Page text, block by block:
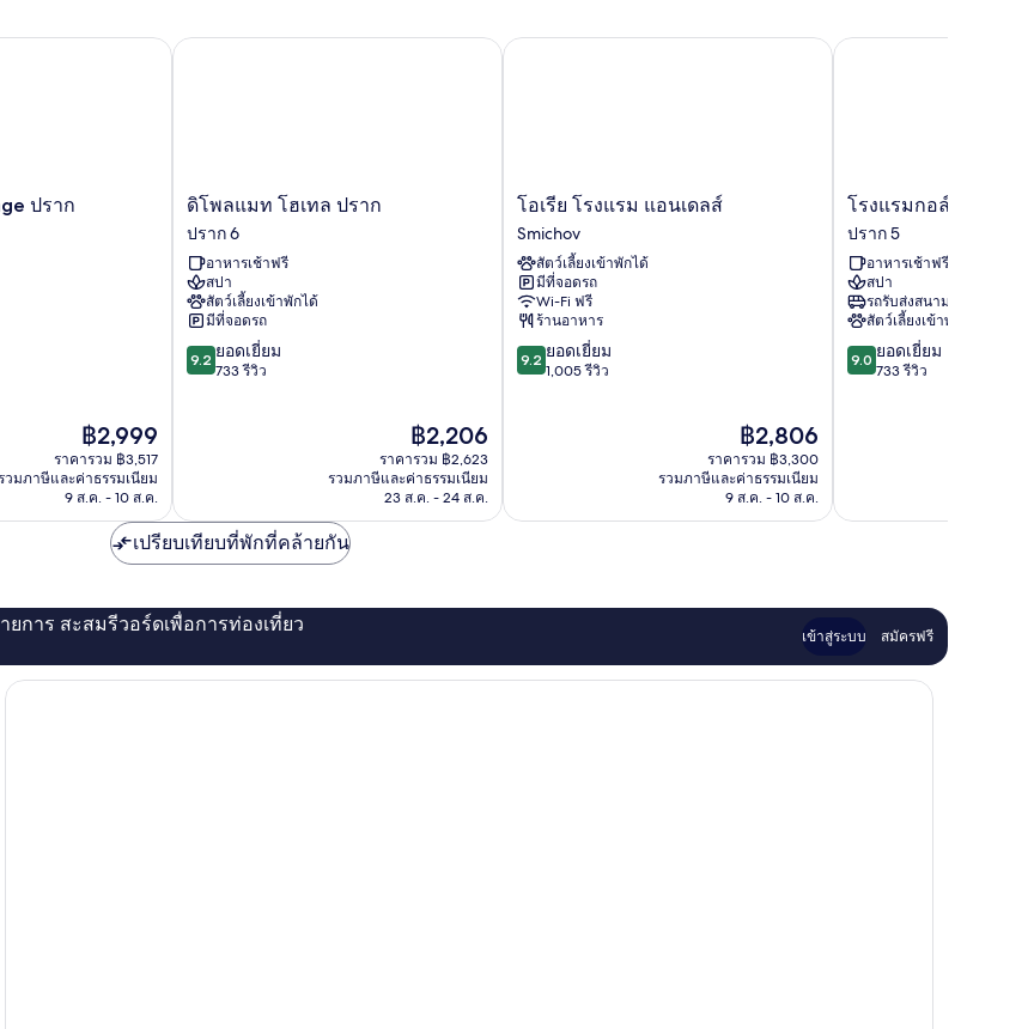
ใหญ่
ปราก
ราคา
ปัจจุบัน
คือ
฿2,999
฿2,999
ราคารวม ฿3,517
วมภาษีและค่าธรรมเนียม
9 ส.ค. - 10 ส.ค.
ราก
ดิ
โพลแมท
โฮ
เทล
ปราก
ปราก
6
ดิโพลแมท โฮเทล ปราก
ปราก 6
อาหารเช้าฟรี
สปา
สัตว์เลี้ยงเข้าพักได้
มีที่จอดรถ
9.2
จาก
9.2 ยอดเยี่ยม
733 รีวิว
ราคา
ปัจจุบัน
คือ
฿2,206
฿2,206
ราคารวม ฿2,623
รวมภาษีและค่าธรรมเนียม
23 ส.ค. - 24 ส.ค.
ดิโพลแมท โฮเทล ปราก
โอ
เรีย
โรงแรม
แอ
นเดลส์
Smichov
โอเรีย โรงแรม แอนเดลส์
Smichov
สัตว์เลี้ยงเข้าพักได้
มีที่จอดรถ
Wi-Fi ฟรี
ร้านอาหาร
9.2
จาก
9.2 ยอดเยี่ยม
1,005 รีวิว
ราคา
ปัจจุบัน
คือ
฿2,806
฿2,806
ราคารวม ฿3,300
รวมภาษีและค่าธรรมเนียม
9 ส.ค. - 10 ส.ค.
โอเรีย โรงแรม แอนเดลส์
โรงแรม
กอล์ฟ
ปราก
ปราก
5
โรงแรมกอล์ฟปราก
ปราก 5
อาหารเช้าฟรี
สปา
รถรับส่งสนามบิน
สัตว์เลี้ยงเข้าพักได้
9.0
จาก
9.0 ยอดเยี่ยม
733 รีวิว
โรงแรมกอล์ฟปราก
เปรียบเทียบที่พักที่คล้ายกัน
การ สะสมรีวอร์ดเพื่อการท่องเที่ยว
เข้าสู่ระบบ สมัครฟรี